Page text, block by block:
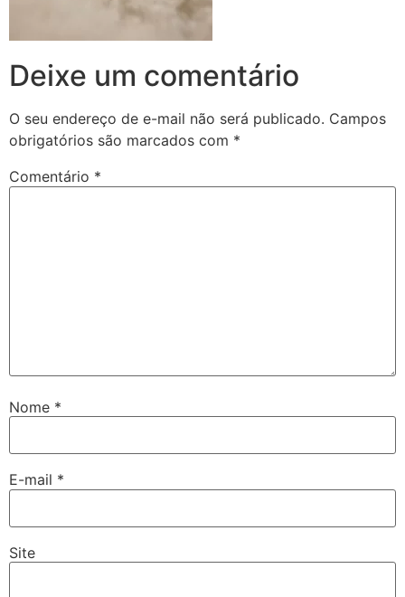
Deixe um comentário
O seu endereço de e-mail não será publicado. Campos
obrigatórios são marcados com *
Comentário *
Nome *
E-mail *
Site